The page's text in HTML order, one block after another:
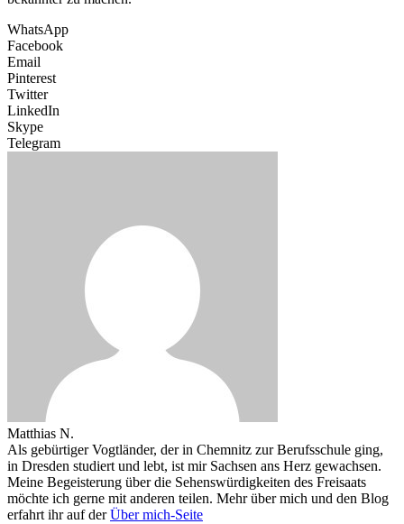
WhatsApp
Facebook
Email
Pinterest
Twitter
LinkedIn
Skype
Telegram
Matthias N.
Als gebürtiger Vogtländer, der in Chemnitz zur Berufsschule ging,
in Dresden studiert und lebt, ist mir Sachsen ans Herz gewachsen.
Meine Begeisterung über die Sehenswürdigkeiten des Freisaats
möchte ich gerne mit anderen teilen. Mehr über mich und den Blog
erfahrt ihr auf derÜber mich-Seite